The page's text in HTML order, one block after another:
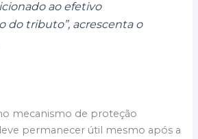
ao efetivo
do tributo”, acrescenta o
mecanismo de proteção
permanecer útil mesmo após a